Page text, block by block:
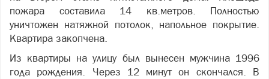
пожара составила 14 кв.метров. Полностью
уничтожен натяжной потолок, напольное покрытие.
Квартира закопчена.
Из квартиры на улицу был вынесен мужчина 1996
года рождения. Через 12 минут он скончался. В